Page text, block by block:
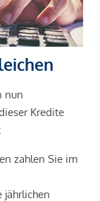
nun
Kredite
zahlen Sie im
jährlichen